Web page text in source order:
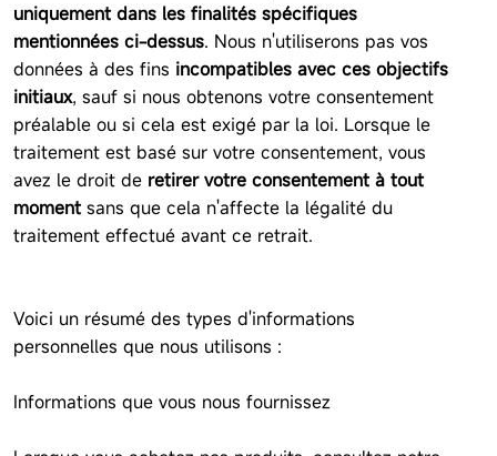
uniquement dans les finalités spécifiques
mentionnées ci-dessus. Nous n'utiliserons pas vos
données à des fins incompatibles avec ces objectifs
initiaux, sauf si nous obtenons votre consentement
préalable ou si cela est exigé par la loi. Lorsque le
traitement est basé sur votre consentement, vous
avez le droit de retirer votre consentement à tout
moment sans que cela n'affecte la légalité du
traitement effectué avant ce retrait.
Voici un résumé des types d'informations
personnelles que nous utilisons :
Informations que vous nous fournissez